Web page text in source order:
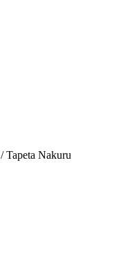
/ Tapeta Nakuru